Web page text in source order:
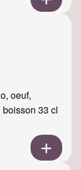
oeuf,
33 cl